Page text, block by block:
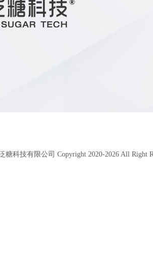
糖科技有限公司 Copyright 2020-2026 All Right